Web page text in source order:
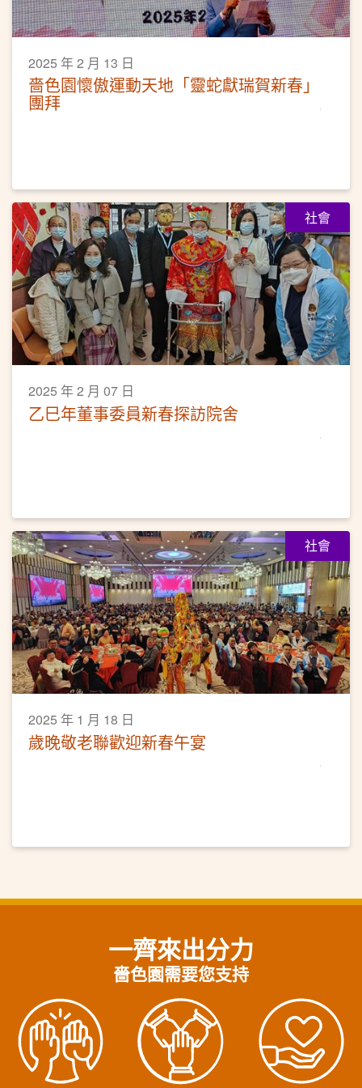
2025 年 2 月 13 日
嗇色園懷傲運動天地「靈蛇獻瑞賀新春」
團拜
社會
2025 年 2 月 07 日
乙巳年董事委員新春探訪院舍
社會
2025 年 1 月 18 日
歲晚敬老聯歡迎新春午宴
一齊來出分力
嗇色園需要您支持